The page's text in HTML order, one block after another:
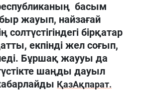
басым
жауып, найзағай
бірқатар
екпінді жел соғып,
Бұршақ жаууы да
шаңды дауыл
ҚазАқпарат.